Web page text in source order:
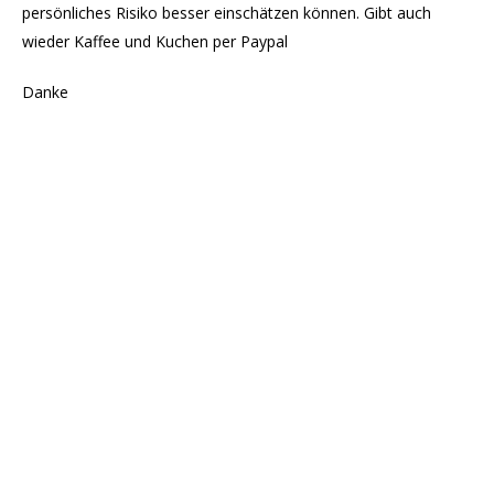
persönliches Risiko besser einschätzen können. Gibt auch
wieder Kaffee und Kuchen per Paypal
Danke